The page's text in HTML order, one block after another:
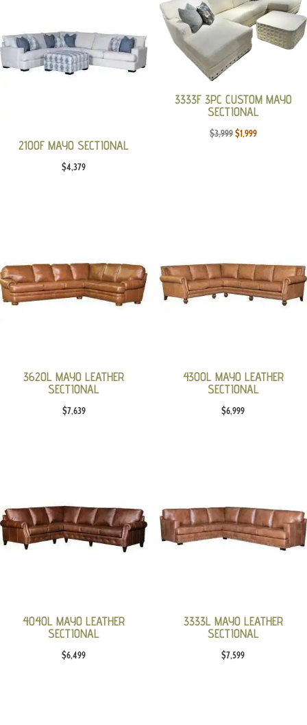
2100F MAYO SECTIONAL
$4,379
3333F 3PC CUSTOM MAYO
SECTIONAL
$3,999Original
$1,999Current
3620L MAYO LEATHER
SECTIONAL
$7,639
4300L MAYO LEATHER
SECTIONAL
$6,999
4040L MAYO LEATHER
SECTIONAL
$6,499
3333L MAYO LEATHER
SECTIONAL
$7,599